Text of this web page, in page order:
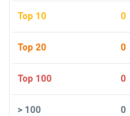
Top 10 0
Top 20 0
Top 100 0
>100 0